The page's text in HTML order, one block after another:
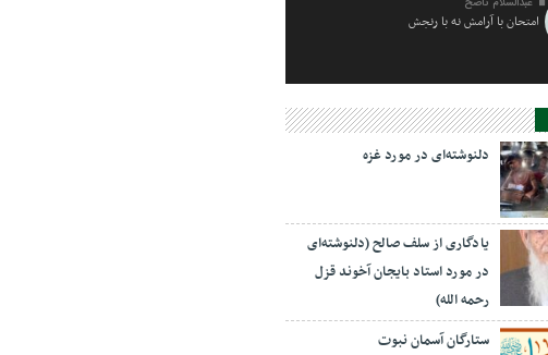
امتحان با آرامش نه با رنجش
دلنوشته‌ای در مورد غزه
یادگاری از سلف صالح (دلنوشته‌ای
در مورد استاد بایجان آخوند قزل
رحمه الله)
ستارگان آسمان نبوت